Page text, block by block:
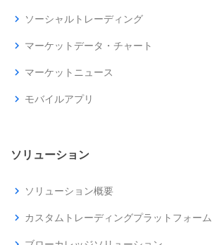
chevron_right ソーシャルトレーディング
chevron_right マーケットデータ・チャート
chevron_right マーケットニュース
chevron_right モバイルアプリ
ソリューション
chevron_right ソリューション概要
chevron_right カスタムトレーディングプラットフォーム